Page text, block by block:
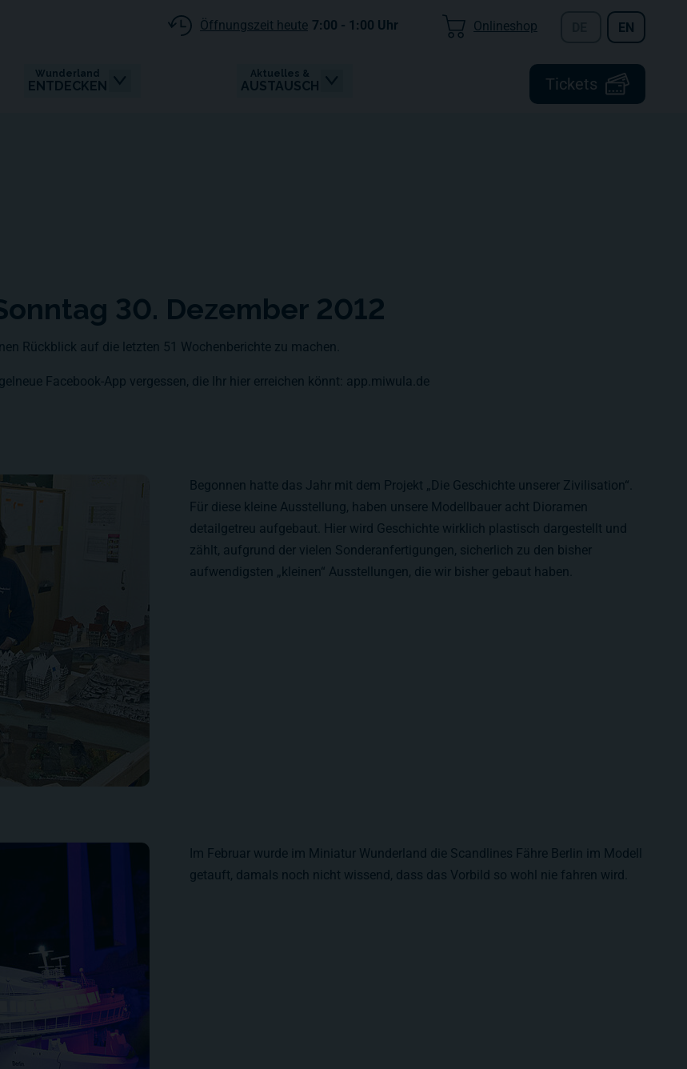
Tickets
Wunderland
ENTDECKEN
Aktuelles &
AUSTAUSCH
Öffnungszeit heute 7:00 - 1:00 Uhr Onlineshop EN
30. Dezember 2012
Rückblick auf die letzten 51 Wochenberichte zu machen.
Facebook-App vergessen, die Ihr hier erreichen könnt: app.miwula.de
Begonnen hatte das Jahr mit dem Projekt „Die Geschichte unserer Zivilisation“.
Für diese kleine Ausstellung, haben unsere Modellbauer acht Dioramen
detailgetreu aufgebaut. Hier wird Geschichte wirklich plastisch dargestellt und
zählt, aufgrund der vielen Sonderanfertigungen, sicherlich zu den bisher
aufwendigsten „kleinen“ Ausstellungen, die wir bisher gebaut haben.
Im Februar wurde im Miniatur Wunderland die Scandlines Fähre Berlin im Modell
getauft, damals noch nicht wissend, dass das Vorbild so wohl nie fahren wird.